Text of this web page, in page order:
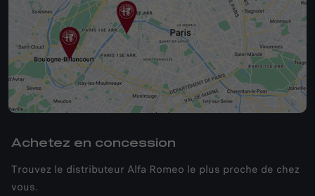
Achetez en concession
Trouvez le distributeur Alfa Romeo le plus proche de chez
vous.